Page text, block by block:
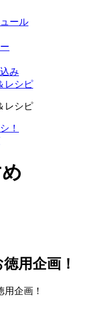
ール
み
レシピ
レシピ
！
用企画！